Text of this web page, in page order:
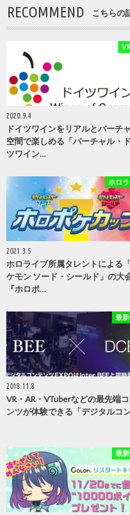
RECOMMEND こちらの
2020.9.4
ドイツワインをリアルとバーチ
空間で楽しめる「バーチャル・
ツワイン…
ホロ
2021.3.5
ホロライブ所属タレントによる
ケモン ソード・シールド」の大
『ホロポ…
最
2018.11.8
VR・AR・VTuberなどの最先端
ンツが体験できる「デジタルコ
最